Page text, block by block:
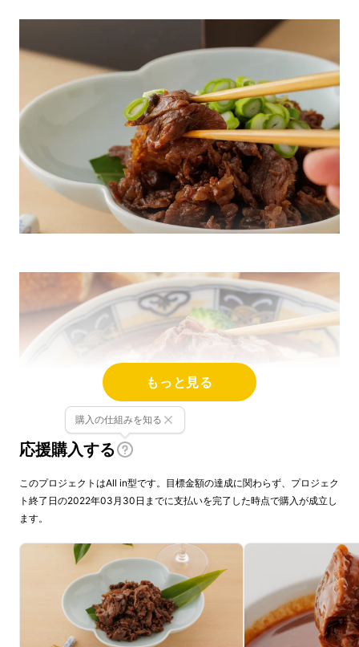
でのびのび育った『赤身のうまみが自慢の峯野
牛』を、静岡県静岡市にある『肉割烹 巳峯』
の大将が峯野牛のうまみを活かした料理【峯野
牛のやまと煮】【峯野牛入りビーフシチュー】
もっと見る
応援購入する
購入の仕組みを知る
このプロジェクトはAll in型です。目標金額の達成に関わらず、プロジェク
ト終了日の2022年03月30日までに支払いを完了した時点で購入が成立し
ます。